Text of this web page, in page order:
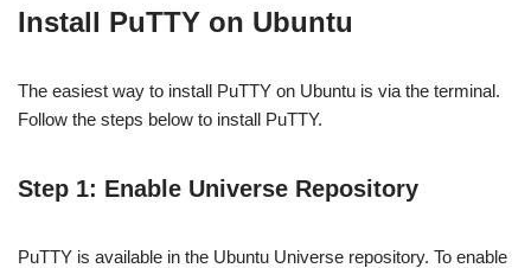
Install PuTTY on Ubuntu
The easiest way to install PuTTY on Ubuntu is via the terminal.
Follow the steps below to install PuTTY.
Step 1: Enable Universe Repository
PuTTY is available in the Ubuntu Universe repository. To enable